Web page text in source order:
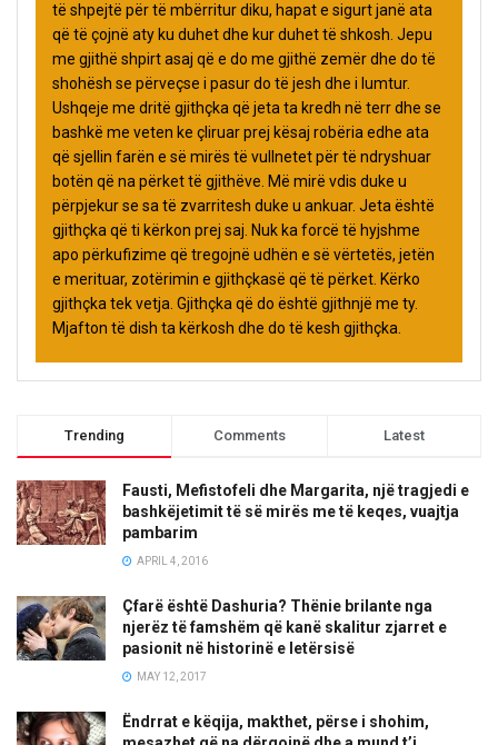
të shpejtë për të mbërritur diku, hapat e sigurt janë ata
që të çojnë aty ku duhet dhe kur duhet të shkosh. Jepu
me gjithë shpirt asaj që e do me gjithë zemër dhe do të
shohësh se përveçse i pasur do të jesh dhe i lumtur.
Ushqeje me dritë gjithçka që jeta ta kredh në terr dhe se
bashkë me veten ke çliruar prej kësaj robëria edhe ata
që sjellin farën e së mirës të vullnetet për të ndryshuar
botën që na përket të gjithëve. Më mirë vdis duke u
përpjekur se sa të zvarritesh duke u ankuar. Jeta është
gjithçka që ti kërkon prej saj. Nuk ka forcë të hyjshme
apo përkufizime që tregojnë udhën e së vërtetës, jetën
e merituar, zotërimin e gjithçkasë që të përket. Kërko
gjithçka tek vetja. Gjithçka që do është gjithnjë me ty.
Mjafton të dish ta kërkosh dhe do të kesh gjithçka.
Trending Comments Latest
Fausti, Mefistofeli dhe Margarita, një tragjedi e
bashkëjetimit të së mirës me të keqes, vuajtja
pambarim
APRIL 4, 2016
Çfarë është Dashuria? Thënie brilante nga
njerëz të famshëm që kanë skalitur zjarret e
pasionit në historinë e letërsisë
MAY 12, 2017
Ëndrrat e këqija, makthet, përse i shohim,